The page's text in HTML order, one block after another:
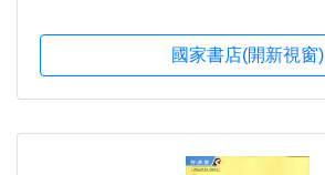
國家書店(開新視窗)